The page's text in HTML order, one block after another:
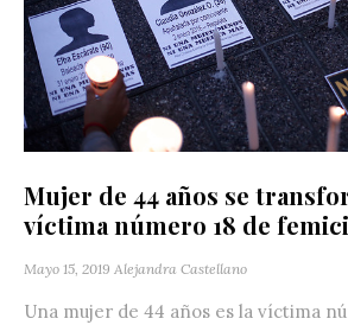
Mujer de 44 años se
víctima número 18 de
Mayo 15, 2019 Alejandra Castellano
Una mujer de 44 años es la víctima